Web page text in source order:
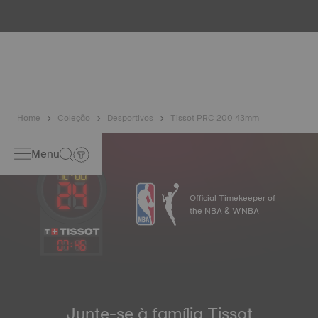
Home Coleção Desportivos Tissot PRC 200 43mm
Menu
07:46
Official Timekeeper of
the NBA & WNBA